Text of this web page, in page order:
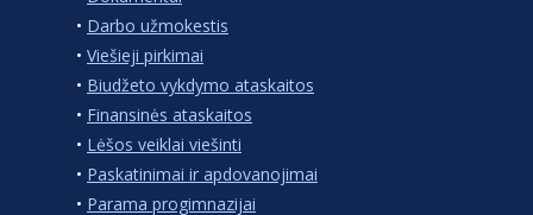
• Darbo užmokestis
• Viešieji pirkimai
• Biudžeto vykdymo ataskaitos
• Finansinės ataskaitos
• Lėšos veiklai viešinti
• Paskatinimai ir apdovanojimai
• Parama progimnazijai